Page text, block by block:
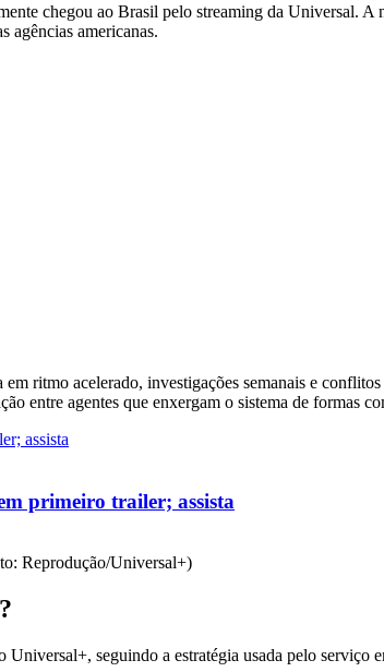
chegou ao Brasil pelo streaming da Universal.
agências americanas.
ritmo acelerado, investigações semanais e
entre agentes que enxergam o sistema de formas
primeiro trailer; assista
Reprodução/Universal+)
Universal+, seguindo a estratégia usada pelo serviço